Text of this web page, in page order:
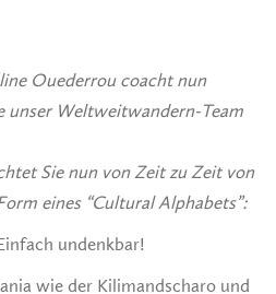
Ouederrou coacht nun
unser Weltweitwandern-Team
Sie nun von Zeit zu Zeit von
eines “Cultural Alphabets”:
undenkbar!
wie der Kilimandscharo und